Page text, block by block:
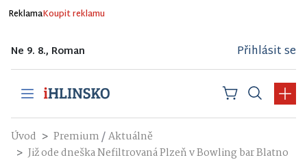
ReklamaKoupit reklamu
Ne 9. 8., Roman Přihlásit se
Úvod Premium/Aktuálně
Již ode dneška Nefiltrovaná Plzeň v Bowling bar Blatno